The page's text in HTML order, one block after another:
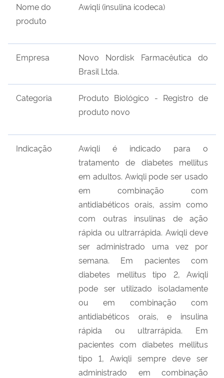
Nome do
produto
Awiqli (insulina icodeca)
Empresa
Novo Nordisk Farmacêutica do
Brasil Ltda.
Categoria
Produto Biológico - Registro de
produto novo
Indicação
Awiqli é indicado para o
tratamento de diabetes mellitus
em adultos. Awiqli pode ser usado
em combinação com
antidiabéticos orais, assim como
com outras insulinas de ação
rápida ou ultrarrápida. Awiqli deve
ser administrado uma vez por
semana. Em pacientes com
diabetes mellitus tipo 2, Awiqli
pode ser utilizado isoladamente
ou em combinação com
antidiabéticos orais, e insulina
rápida ou ultrarrápida. Em
pacientes com diabetes mellitus
tipo 1, Awiqli sempre deve ser
administrado em combinação